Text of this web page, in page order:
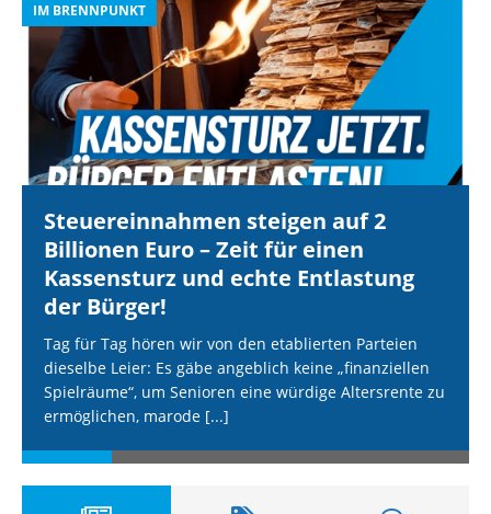
IM BRENNPUNKT
Steuereinnahmen steigen auf 2
Billionen Euro – Zeit für einen
Kassensturz und echte Entlastung
der Bürger!
Tag für Tag hören wir von den etablierten Parteien
dieselbe Leier: Es gäbe angeblich keine „finanziellen
Spielräume“, um Senioren eine würdige Altersrente zu
ermöglichen, marode [...]